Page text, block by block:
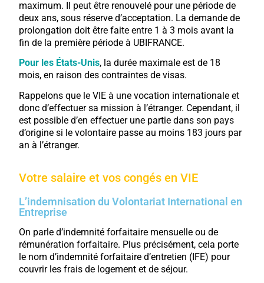
maximum. Il peut être renouvelé pour une période de
deux ans, sous réserve d’acceptation. La demande de
prolongation doit être faite entre 1 à 3 mois avant la
fin de la première période à UBIFRANCE.
Pour les États-Unis, la durée maximale est de 18
mois, en raison des contraintes de visas.
Rappelons que le VIE à une vocation internationale et
donc d’effectuer sa mission à l’étranger. Cependant, il
est possible d’en effectuer une partie dans son pays
d’origine si le volontaire passe au moins 183 jours par
an à l’étranger.
Votre salaire et vos congés en VIE
L’indemnisation du Volontariat International en
Entreprise
On parle d’indemnité forfaitaire mensuelle ou de
rémunération forfaitaire. Plus précisément, cela porte
le nom d’indemnité forfaitaire d’entretien (IFE) pour
couvrir les frais de logement et de séjour.